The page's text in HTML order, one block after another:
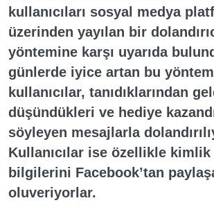
kullanıcıları sosyal medya
üzerinden yayılan bir
yöntemine karşı uyarıda
günlerde iyice artan bu
kullanıcılar, tanıdıklarından
düşündükleri ve hediye
söyleyen mesajlarla
Kullanıcılar ise özellikle
bilgilerini Facebook’tan
oluveriyorlar.